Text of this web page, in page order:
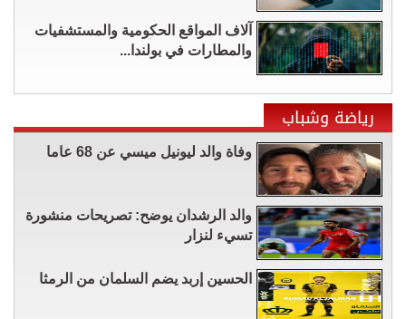
آلاف المواقع الحكومية والمستشفيات
والمطارات في بولندا...
رياضة وشباب
وفاة والد ليونيل ميسي عن 68 عاما
والد الرشدان يوضح: تصريحات منشورة
تسيء لنزار
الحسين إربد يضم السلمان من الرمثا